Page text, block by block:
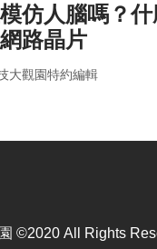
仿人腦嗎？什
路晶片
大觀園特約編輯
©2020 All Rights